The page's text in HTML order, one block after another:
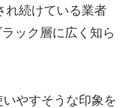
れ続けている業者
ック層に広く知ら
やすそうな印象を